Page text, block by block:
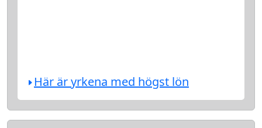
Här är yrkena med högst lön